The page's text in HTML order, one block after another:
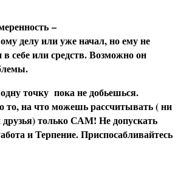
–
делу или уже начал, но ему не
в себе или средств. Возможно он
точку пока не добьешься.
то, на что можешь рассчитывать ( ни
только САМ! Не допускать
и Терпение. Приспосабливайтесь